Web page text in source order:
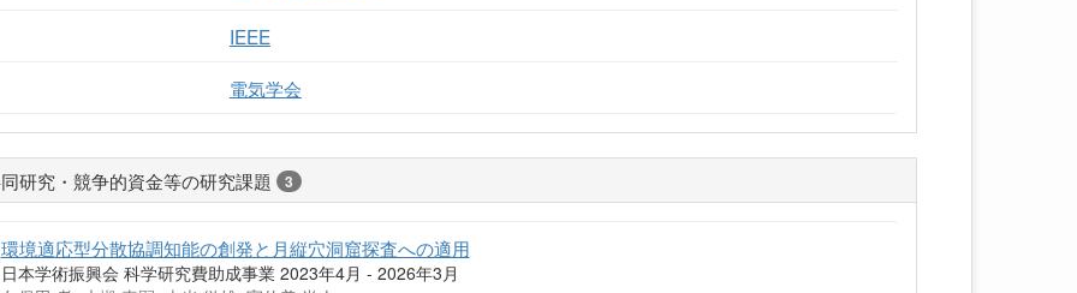
IEEE
電気学会
研究・競争的資金等の研究課題 3
環境適応型分散協調知能の創発と月縦穴洞窟探査への適用
日本学術振興会 科学研究費助成事業 2023年4月 - 2026年3月